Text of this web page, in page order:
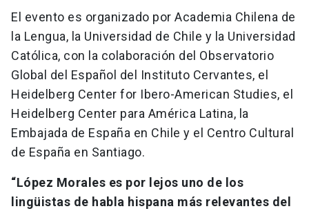
El evento es organizado por Academia Chilena de
la Lengua, la Universidad de Chile y la Universidad
Católica, con la colaboración del Observatorio
Global del Español del Instituto Cervantes, el
Heidelberg Center for Ibero-American Studies, el
Heidelberg Center para América Latina, la
Embajada de España en Chile y el Centro Cultural
de España en Santiago.
“López Morales es por lejos uno de los
lingüistas de habla hispana más relevantes del